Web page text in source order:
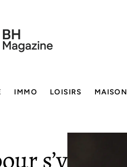
IMMO LOISIRS MAISON
s’y